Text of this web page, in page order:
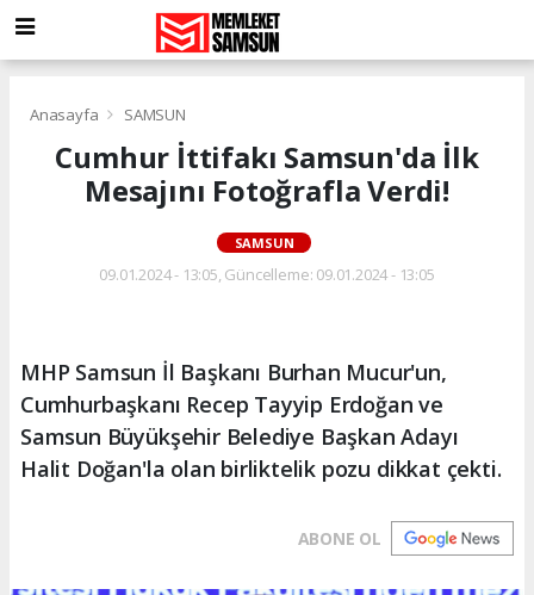
Anasayfa SAMSUN
Cumhur İttifakı Samsun'da İlk
Mesajını Fotoğrafla Verdi!
SAMSUN
09.01.2024 - 13:05, Güncelleme: 09.01.2024 - 13:05
MHP Samsun İl Başkanı Burhan Mucur'un,
Cumhurbaşkanı Recep Tayyip Erdoğan ve
Samsun Büyükşehir Belediye Başkan Adayı
Halit Doğan'la olan birliktelik pozu dikkat çekti.
ABONE OL